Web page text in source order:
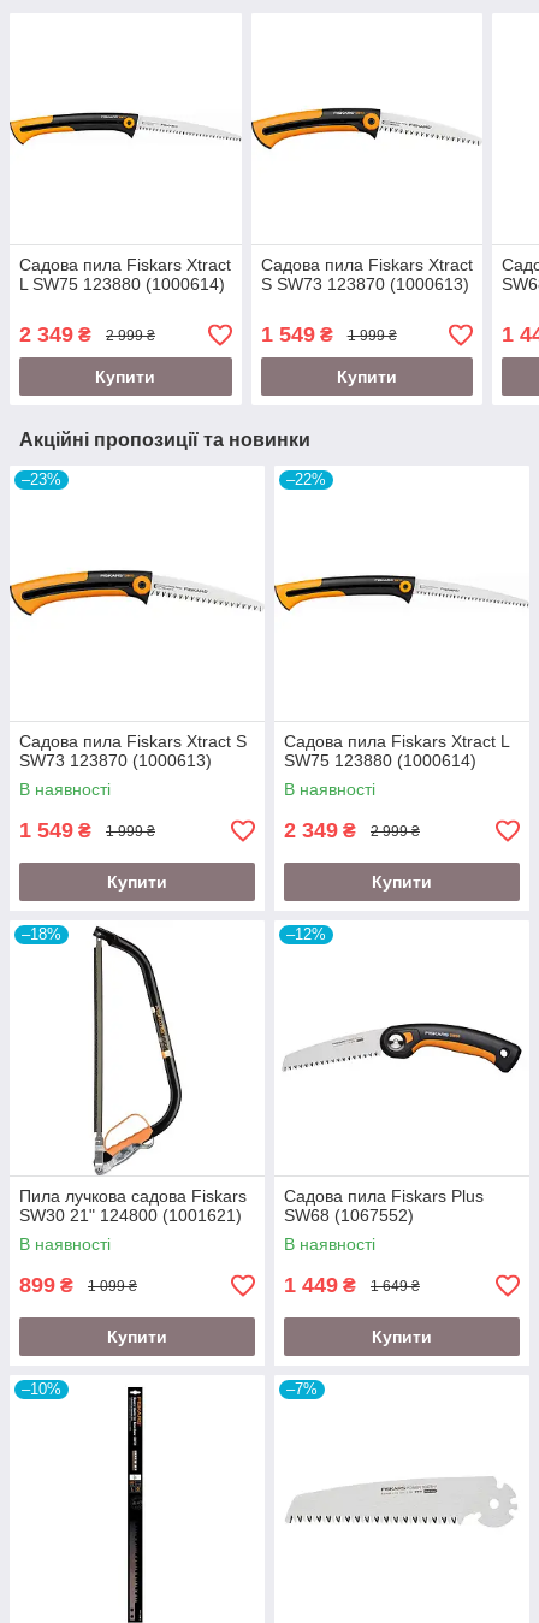
Садова пила Fiskars Xtract
L SW75 123880 (1000614)
2 349 ₴ 2 999 ₴
Купити
Садова пила Fiskars Xtract
S SW73 123870 (1000613)
1 549₴ 1 999 ₴
Купити
1
Акційні пропозиції та новинки
–23%
Садова пила Fiskars Xtract S
SW73 123870 (1000613)
В наявності
1 549 ₴ 1 999 ₴
Купити
–22%
Садова пила Fiskars Xtract L
SW75 123880 (1000614)
В наявності
2 349 ₴ 2 999 ₴
Купити
–18%
Пила лучкова садова Fiskars
SW30 21" 124800 (1001621)
В наявності
899 ₴ 1 099 ₴
Купити
–12%
Садова пила Fiskars Plus
SW68 (1067552)
В наявності
1 449 ₴ 1 649 ₴
Купити
–10% –7%